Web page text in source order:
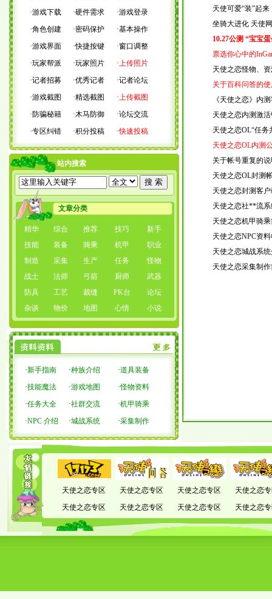
·游戏下载 ·硬件需求 ·游戏登录
·角色创建 ·密码保护 ·基本操作
·游戏界面 ·快捷按键 ·窗口调整
·玩家帮派 ·玩家照片 ·上传照片
·记者招募 ·优秀记者 ·记者论坛
·游戏截图 ·精选截图 ·上传截图
·防骗秘籍 ·木马防御 ·论坛交流
·专区纠错 ·积分投稿 ·快速投稿
站内搜索
文章分类
精华 综合 推荐 技巧
新手
技能
装备 骑乘 机甲
职业
制造
采集 生产 任务
怪物
战士
法师 弓箭 厨师
武器
防具
工艺 裁缝 PK台
论坛
杂谈
物价 地图 心情 小说
·新手指南 ·种族介绍 ·道具装备
·技能魔法 ·游戏地图 ·怪物资料
·任务大全 ·社群交流 ·机甲骑乘
·NPC 介绍 ·城战系统 ·采集制作
天使可爱“装”起
坐骑大进化 天使
10.27公测 “宝宝
票选你心中的
天使之恋怪物、
关于百科问答的
《天使之恋》内
天使之恋内测激
天使之恋OL“任
天使之恋OL内测
关于帐号重复的
天使之恋OL封测
天使之恋封测客
天使之恋社**流
天使之恋机甲骑
天使之恋NPC资
天使之恋城战系
天使之恋采集制
天使之恋专区 天使之恋专区 天使之恋专区
天使之恋
天使之恋专区
天使之恋专区 天使之恋专区 天使之恋